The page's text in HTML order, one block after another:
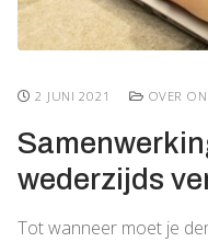
2 JUNI 2021 OVER
wederzijds
Tot wanneer moet je